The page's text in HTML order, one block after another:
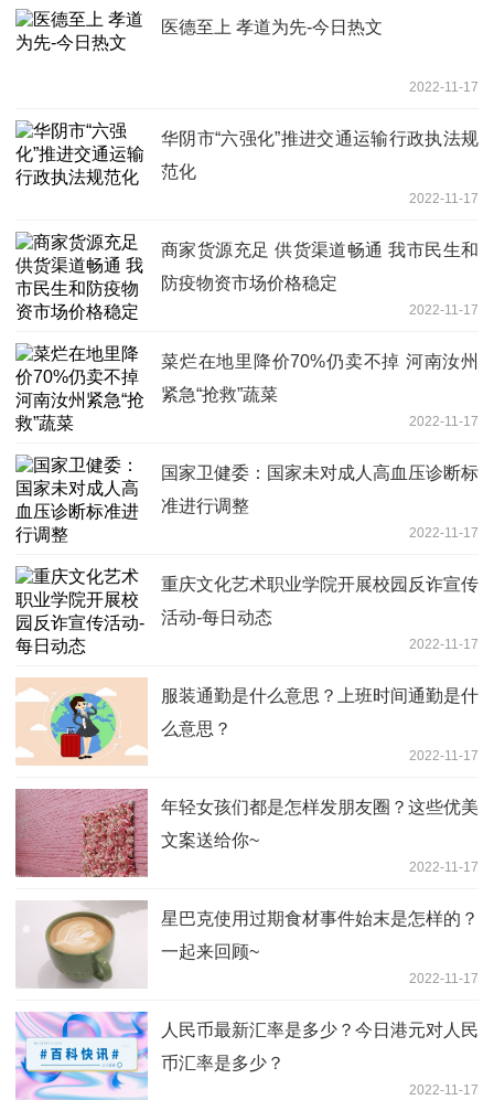
医德至上 孝道为先-今日热文
2022-11-17
华阴市“六强化”推进交通运输行政执法规
范化
2022-11-17
商家货源充足 供货渠道畅通 我市民生和
防疫物资市场价格稳定
2022-11-17
菜烂在地里降价70%仍卖不掉 河南汝州
紧急“抢救”蔬菜
2022-11-17
国家卫健委：国家未对成人高血压诊断标
准进行调整
2022-11-17
重庆文化艺术职业学院开展校园反诈宣传
活动-每日动态
2022-11-17
服装通勤是什么意思？上班时间通勤是什
么意思？
2022-11-17
年轻女孩们都是怎样发朋友圈？这些优美
文案送给你~
2022-11-17
星巴克使用过期食材事件始末是怎样的？
一起来回顾~
2022-11-17
人民币最新汇率是多少？今日港元对人民
币汇率是多少？
2022-11-17